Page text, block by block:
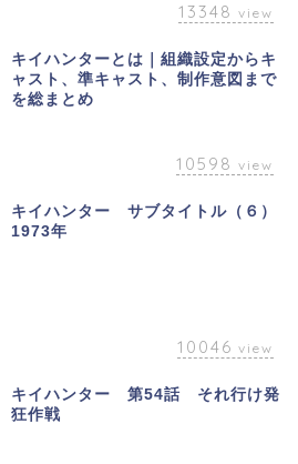
13348 view
キイハンターとは｜組織設定からキ
ャスト、準キャスト、制作意図まで
を総まとめ
10598 view
キイハンター サブタイトル（６）
1973年
10046 view
キイハンター 第54話 それ行け発
狂作戦